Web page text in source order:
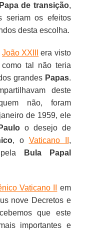
Papa de transição,
seriam os efeitos
desta escolha.
João XXIII
era visto
tal não teria
grandes Papas.
deste
não, foram
de 1959, ele
o desejo de
, o Vaticano II ,
Bula Papal
Vaticano II
em
nove Decretos e
que este
importantes e